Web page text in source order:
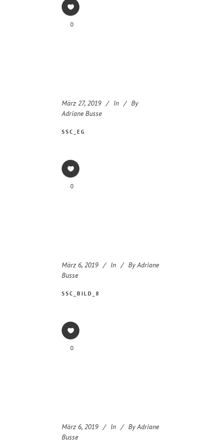
0
März 27, 2019 In
By
Adriane Busse
SSC_EG
0
März 6, 2019 In By Adriane
Busse
SSC_BILD_8
0
März 6, 2019 In By Adriane
Busse